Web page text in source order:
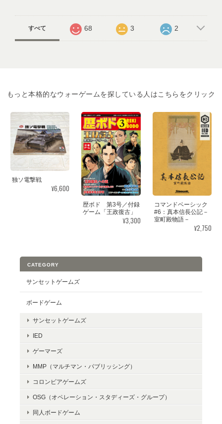
すべて 68 3 2
もっと本格的なウォーゲームを探している人はこちらをクリック
独ソ電撃戦
¥6,600
歴ボド 第3号／付録
ゲーム「王政復古」
¥3,300
コマンドベーシック
#6：真本信長公記－
室町殿物語－
¥2,750
CATEGORY
サンセットゲームズ
ボードゲーム
サンセットゲームズ
IED
ゲーマーズ
MMP（マルチマン・パブリッシング）
コロンビアゲームズ
OSG（オペレーション・スタディーズ・グループ）
同人ボードゲーム